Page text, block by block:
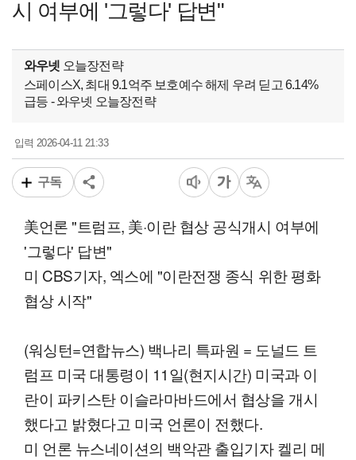
시 여부에 '그렇다' 답변"
와우넷 오늘장전략
스페이스X, 최대 9.1억주 보호예수 해제 우려 딛고 6.14%
급등 - 와우넷 오늘장전략
입력2026-04-11 21:33
구독
美언론 "트럼프, 美·이란 협상 공식개시 여부에
'그렇다' 답변"
미 CBS기자, 엑스에 "이란전쟁 종식 위한 평화
협상 시작"
(워싱턴=연합뉴스) 백나리 특파원 = 도널드 트
럼프 미국 대통령이 11일(현지시간) 미국과 이
란이 파키스탄 이슬라마바드에서 협상을 개시
했다고 밝혔다고 미국 언론이 전했다.
미 언론 뉴스네이션의 백악관 출입기자 켈리 메